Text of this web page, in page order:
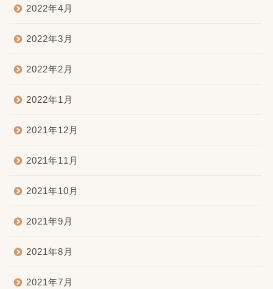
2022年4月
2022年3月
2022年2月
2022年1月
2021年12月
2021年11月
2021年10月
2021年9月
2021年8月
2021年7月